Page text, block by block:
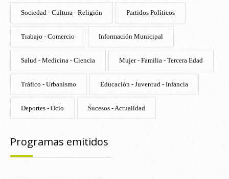
Sociedad - Cultura - Religión Partidos Políticos
Trabajo - Comercio Información Municipal
Salud - Medicina - Ciencia Mujer - Familia - Tercera Edad
Tráfico - Urbanismo Educación - Juventud - Infancia
Deportes - Ocio Sucesos - Actualidad
Programas emitidos